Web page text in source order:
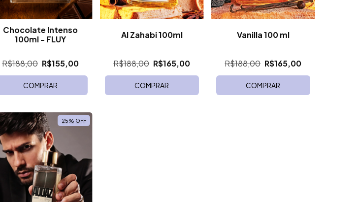
Chocolate Intenso
100ml - FLUY
R$188,00 R$155,00
COMPRAR
Al Zahabi 100ml
R$188,00 R$165,00
COMPRAR
Vanilla 100 ml
R$188,00 R$165,00
COMPRAR
25% OFF